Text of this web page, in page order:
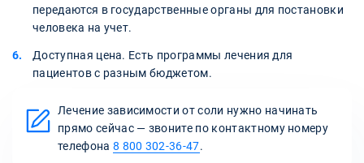
передаются в государственные органы для постановки
человека на учет.
Доступная цена. Есть программы лечения для
пациентов с разным бюджетом.
Лечение зависимости от соли нужно начинать
прямо сейчас — звоните по контактному номеру
телефона 8 800 302-36-47.